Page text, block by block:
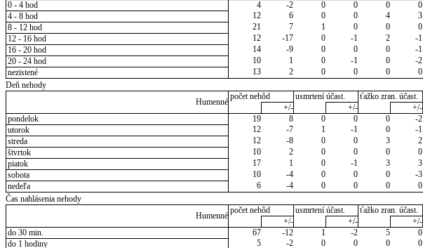
0 - 4 hod
4 -2 0 0 0 0
4 - 8 hod
12 6 0 0 4 3
8 - 12 hod
21 7 1 0 0 0
12 - 16 hod
12 -17 0 -1 2 -1
16 - 20 hod
14 -9 0 0 0 -1
20 - 24 hod
10 1 0 -1 0 -2
nezistené
13 2 0 0 0 0
Deň nehody
Humenné
počet nehôd usmrtení účast. ťažko zran. účast.
+/-
+/- +/-
pondelok
19 8 0 0 0 -2
utorok
12 -7 1 -1 0 -1
streda
12 -8 0 0 3 2
štvrtok
10 2 0 0 0 0
piatok
17 1 0 -1 3 3
sobota
10 -4 0 0 0 -3
nedeľa
6 -4 0 0 0 0
Čas nahlásenia nehody
Humenné
počet nehôd usmrtení účast. ťažko zran. účast.
+/-
+/- +/-
do 30 min.
67 -12 1 -2 5 0
do 1 hodiny
5 -2 0 0 0 0